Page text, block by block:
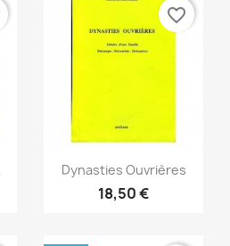
Snabbvy
Dynasties Ouvrières
18,50 €
favorite_border